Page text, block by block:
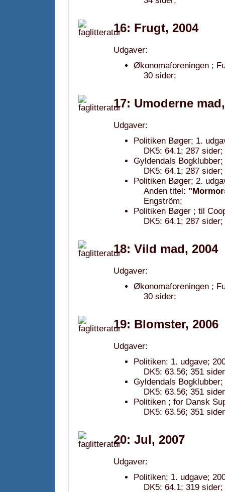
16: Frugt, 2004
Udgaver:
Økonomaforeningen ;
30 sider;
17: Umoderne
Udgaver:
Politiken Bøger; 1.
DK5: 64.1; 287
Gyldendals
DK5: 64.1; 287
Politiken Bøger; 2.
Anden titel:
Engström;
Politiken Bøger ; til
DK5: 64.1; 287
18: Vild mad, 2004
Udgaver:
Økonomaforeningen ;
30 sider;
19: Blomster, 2006
Udgaver:
Politiken; 1. udgave;
DK5: 63.56; 351
Gyldendals
DK5: 63.56; 351
Politiken ; for Dansk
DK5: 63.56; 351
20: Jul, 2007
Udgaver:
Politiken; 1. udgave;
DK5: 64.1; 319